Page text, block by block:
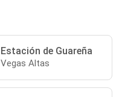
Estación de Guareña
Vegas Altas